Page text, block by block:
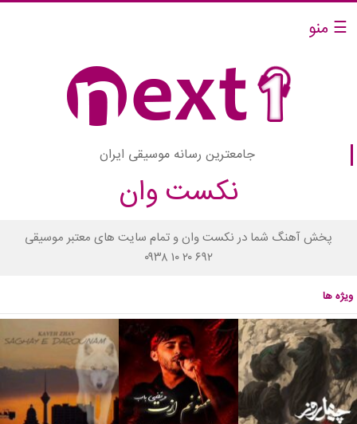
☰ منو
جامعترین رسانه موسیقی ایران
نکست وان
پخش آهنگ شما در نکست وان و تمام سایت های معتبر موسیقی
۰۹۳۸ ۱۰ ۲۰ ۶۹۲
ویژه ها